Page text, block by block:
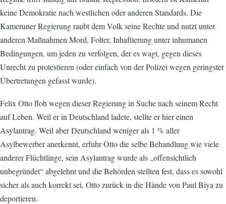
keine Demokratie nach westlichen oder anderen Standards. Die
Kameruner Regierung raubt dem Volk seine Rechte und nutzt unter
anderen Maßnahmen Mord, Folter, Inhaftierung unter inhumanen
Bedingungen, um jeden zu verfolgen, der es wagt, gegen dieses
Unrecht zu protestieren (oder einfach von der Polizei wegen geringster
Übertretungen gefasst wurde).
Felix Otto floh wegen dieser Regierung in Suche nach seinem Recht
auf Leben. Weil er in Deutschland ladete, stellte er hier einen
Asylantrag. Weil aber Deutschland weniger als 1 % aller
Asylbewerber anerkennt, erfuhr Otto die selbe Behandlung wie viele
anderer Flüchtlinge, sein Asylantrag wurde als „offensichtlich
unbegründet“ abgelehnt und die Behörden stellten fest, dass es sowohl
sicher als auch korrekt sei, Otto zurück in die Hände von Paul Biya zu
deportieren.